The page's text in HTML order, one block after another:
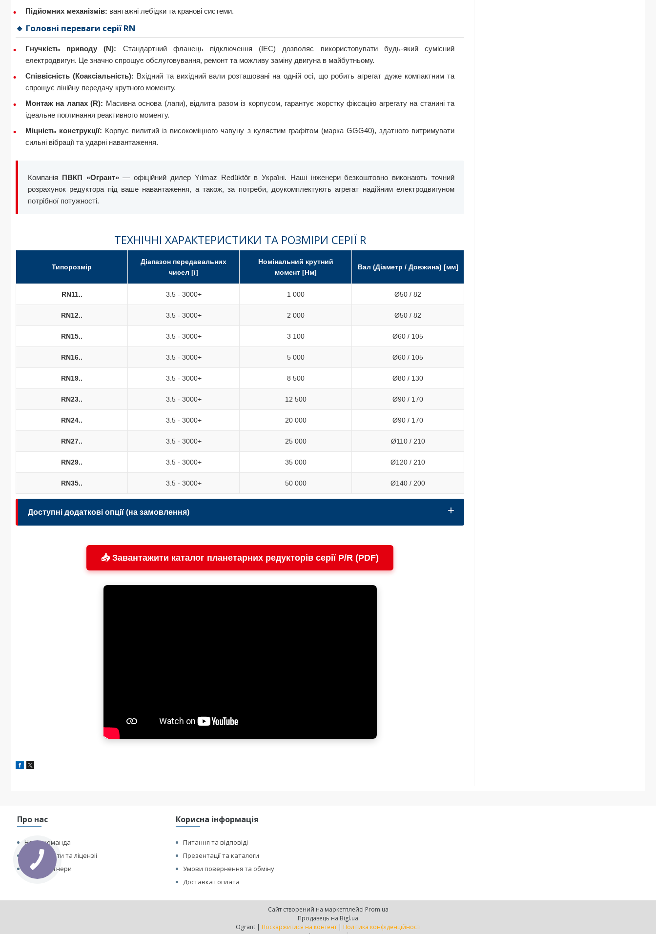
Підйомних механізмів: вантажні лебідки та кранові системи.
🔹 Головні переваги серії RN
Гнучкість приводу (N): Стандартний фланець підключення (IEC) дозволяє використовувати будь-який сумісний
електродвигун. Це значно спрощує обслуговування, ремонт та можливу заміну двигуна в майбутньому.
Співвісність (Коаксіальність): Вхідний та вихідний вали розташовані на одній осі, що робить агрегат дуже компактним та
спрощує лінійну передачу крутного моменту.
Монтаж на лапах (R): Масивна основа (лапи), відлита разом із корпусом, гарантує жорстку фіксацію агрегату на станині та
ідеальне поглинання реактивного моменту.
Міцність конструкції: Корпус вилитий із високоміцного чавуну з кулястим графітом (марка GGG40), здатного витримувати
сильні вібрації та ударні навантаження.
Компанія ПВКП «Огрант»— офіційний дилер Yılmaz Redüktör в Україні. Наші інженери безкоштовно виконають точний
розрахунок редуктора під ваше навантаження, а також, за потреби, доукомплектують агрегат надійним електродвигуном
потрібної потужності.
ТЕХНІЧНІ ХАРАКТЕРИСТИКИ ТА РОЗМІРИ СЕРІЇ R
Типорозмір
Діапазон передавальних
чисел [i]
Номінальний крутний
момент [Нм]
Вал (Діаметр / Довжина) [мм]
RN11.. 3.5 - 3000+ 1 000 Ø50 / 82
RN12.. 3.5 - 3000+ 2 000 Ø50 / 82
RN15.. 3.5 - 3000+ 3 100 Ø60 / 105
RN16.. 3.5 - 3000+ 5 000 Ø60 / 105
RN19.. 3.5 - 3000+ 8 500 Ø80 / 130
RN23.. 3.5 - 3000+ 12 500 Ø90 / 170
RN24.. 3.5 - 3000+ 20 000 Ø90 / 170
RN27.. 3.5 - 3000+ 25 000 Ø110 / 210
RN29.. 3.5 - 3000+ 35 000 Ø120 / 210
RN35.. 3.5 - 3000+ 50 000 Ø140 / 200
Доступні додаткові опції (на замовлення)
Виконання вихідного вала:📥 Завантажити каталог планетарних редукторів серії P/R (PDF)
Про нас
Наша команда
Сертифікати та ліцензіі
Наші партнери
Корисна інформація
Питання та відповіді
Презентації та каталоги
Умови повернення та обміну
Доставка і оплата
Сайт створений на маркетплейсі Prom.ua
Продавець на Bigl.ua
Ogrant | Поскаржитися на контент | Політика конфіденційності